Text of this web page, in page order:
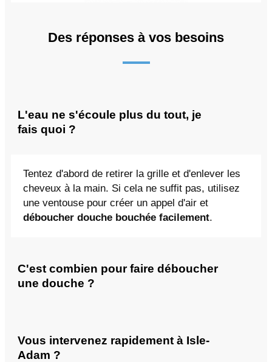
Des réponses à vos besoins
L'eau ne s'écoule plus du tout, je
fais quoi ?
Tentez d'abord de retirer la grille et d'enlever les
cheveux à la main. Si cela ne suffit pas, utilisez
une ventouse pour créer un appel d'air et
déboucher douche bouchée facilement.
C'est combien pour faire déboucher
une douche ?
Vous intervenez rapidement à Isle-
Adam ?